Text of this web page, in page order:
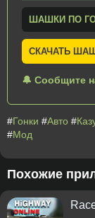
ШАШКИ ПО
СКАЧАТЬ
🔔 Сообщите
#Гонки #Авто #
#Мод
Похожие